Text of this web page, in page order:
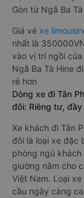
Gòn từ Ngã Ba
Giá vé xe
nhất là
vào vị trí ngồi
Ngã Ba Tà Hine
rẻ hơn
Dòng xe đi Tân
đôi: Riêng tư,
Xe khách đi Tân
đôi là loại xe đặc
phòng ngủ
giường nằm cho
Việt Nam. Loại
cầu ngày càng